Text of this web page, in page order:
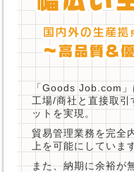
「Goods Job.com
工場/商社と直接取引
ットを実現。
貿易管理業務を完全
上を可能にしていま
また、納期に余裕が